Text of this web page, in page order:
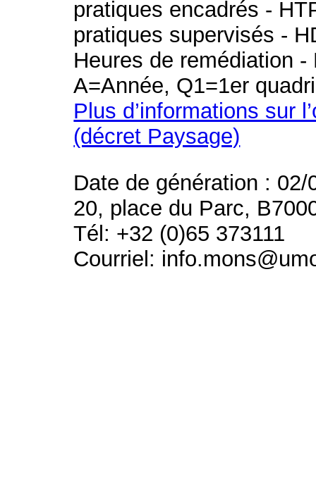
pratiques encadrés -
pratiques supervisés -
Heures de remédiation
A=Année, Q1=1er
Plus d’informations sur
(décret Paysage)
Date de génération : 02/
20, place du Parc,
Tél: +32 (0)65 373111
Courriel: